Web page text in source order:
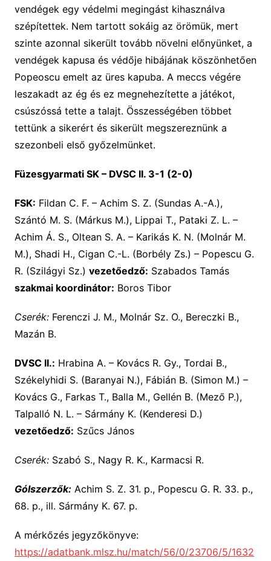
vendégek egy védelmi megingást kihasználva
szépítettek. Nem tartott sokáig az örömük, mert
szinte azonnal sikerült tovább növelni előnyünket, a
vendégek kapusa és védője hibájának köszönhetően
Popeoscu emelt az üres kapuba. A meccs végére
leszakadt az ég és ez megnehezítette a játékot,
csúszóssá tette a talajt. Összességében többet
tettünk a sikerért és sikerült megszereznünk a
szezonbeli első győzelmünket.
Füzesgyarmati SK – DVSC II. 3-1 (2-0)
FSK: Fildan C. F. – Achim S. Z. (Sundas A.-A.),
Szántó M. S. (Márkus M.), Lippai T., Pataki Z. L. –
Achim Á. S., Oltean S. A. – Karikás K. N. (Molnár M.
M.), Shadi H., Cigan C.-L. (Borbély Zs.) – Popescu G.
R. (Szilágyi Sz.) vezetőedző: Szabados Tamás
szakmai koordinátor: Boros Tibor
Cserék:Ferenczi J. M., Molnár Sz. O., Bereczki B.,
Mazán B.
DVSC II.: Hrabina A. – Kovács R. Gy., Tordai B.,
Székelyhidi S. (Baranyai N.), Fábián B. (Simon M.) –
Kovács G., Farkas T., Balla M., Gellén B. (Mező P.),
Talpalló N. L. – Sármány K. (Kenderesi D.)
vezetőedző: Szűcs János
Cserék:Szabó S., Nagy R. K., Karmacsi R.
Gólszerzők:Achim S. Z. 31. p., Popescu G. R. 33. p.,
68. p., ill. Sármány K. 67. p.
A mérkőzés jegyzőkönyve:
https://adatbank.mlsz.hu/match/56/0/23706/5/1632